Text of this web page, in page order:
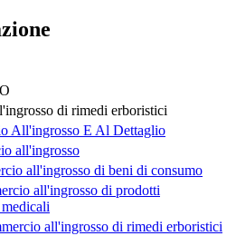
di rimedi erboristici
All'ingrosso E Al Dettaglio
all'ingrosso
all'ingrosso di beni di consumo
all'ingrosso di prodotti
all'ingrosso di rimedi erboristici